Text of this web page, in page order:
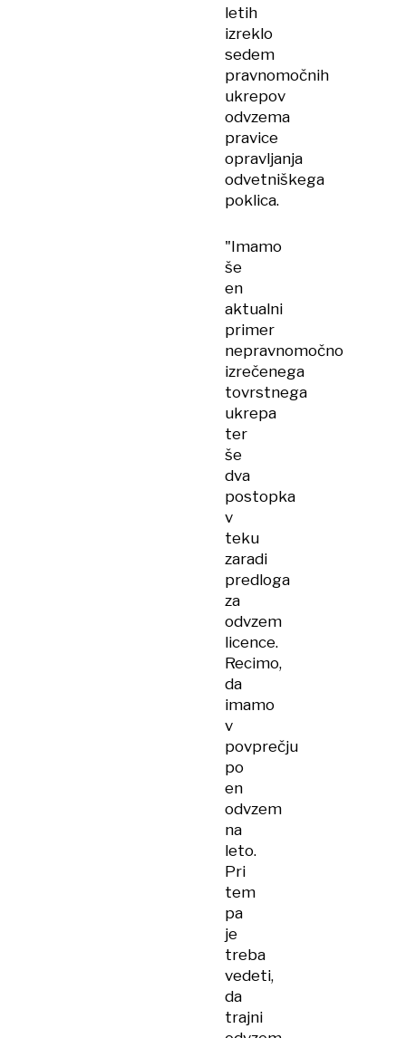
letih
izreklo
sedem
pravnomočnih
ukrepov
odvzema
pravice
opravljanja
odvetniškega
poklica.
"Imamo
še
en
aktualni
primer
nepravnomočno
izrečenega
tovrstnega
ukrepa
ter
še
dva
postopka
v
teku
zaradi
predloga
za
odvzem
licence.
Recimo,
da
imamo
v
povprečju
po
en
odvzem
na
leto.
Pri
tem
pa
je
treba
vedeti,
da
trajni